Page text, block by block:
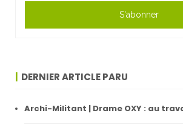
S'abonner
DERNIER ARTICLE PARU
Archi-Militant | Drame OXY : au